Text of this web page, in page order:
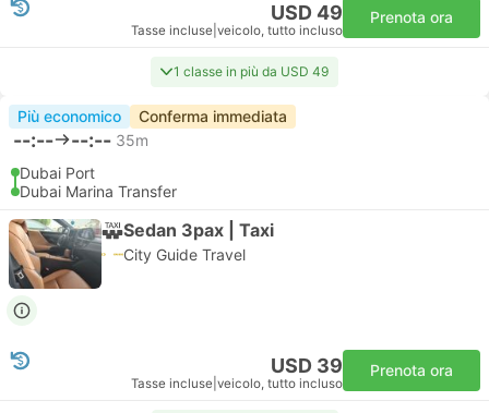
USD 49
Tasse incluse veicolo, tutto incluso
Prenota ora
1 classe in più da USD 49
Più economico Conferma immediata
--:-- --:-- 35m
Dubai Port
Dubai Marina Transfer
Sedan 3pax | Taxi
City Guide Travel
USD 39
Tasse incluse veicolo, tutto incluso
Prenota ora